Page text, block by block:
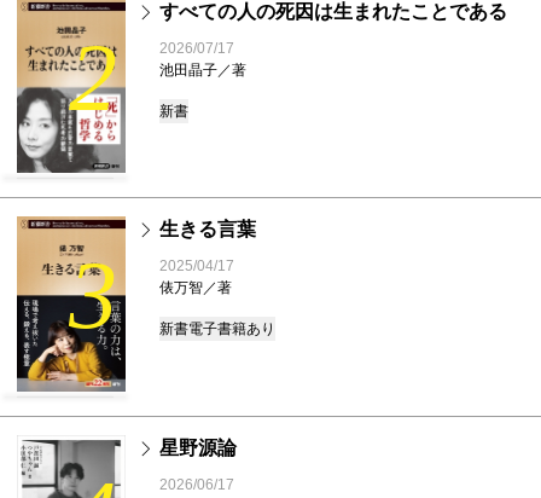
2
すべての人の死因は生まれたことである
2026/07/17
池田晶子／著
新書
3
生きる言葉
2025/04/17
俵万智／著
新書電子書籍あり
星野源論
2026/06/17